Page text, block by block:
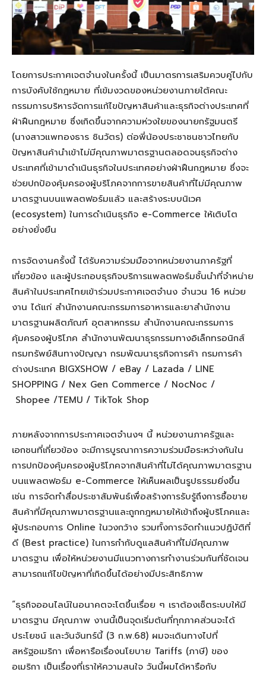
โดยการประกาศเจตจำนงในครั้งนี้ เป็นมาตรการเสริมควบคู่ไปกับ
การบังคับใช้กฎหมาย ที่เข้มงวดของหน่วยงานภายใต้คณะ
กรรมการบริหารจัดการแก้ไขปัญหาสินค้าและธุรกิจต่างประเทศที่
ฝ่าฝืนกฎหมาย ซึ่งเกิดขึ้นจากความห่วงใยของนายกรัฐมนตรี
(นางสาวแพทองธาร ชินวัตร) ต่อพี่น้องประชาชนชาวไทยกับ
ปัญหาสินค้านำเข้าไม่มีคุณภาพมาตรฐานตลอดจนธุรกิจต่าง
ประเทศที่เข้ามาดำเนินธุรกิจในประเทศอย่างฝ่าฝืนกฎหมาย ซึ่งจะ
ช่วยปกป้องคุ้มครองผู้บริโภคจากการขายสินค้าที่ไม่มีคุณภาพ
มาตรฐานบนแพลตฟอร์มแล้ว และสร้างระบบนิเวศ
(ecosystem) ในการดำเนินธุรกิจ e-Commerce ให้เติบโต
อย่างยั่งยืน
การจัดงานครั้งนี้ ได้รับความร่วมมือจากหน่วยงานภาครัฐที่
เกี่ยวข้อง และผู้ประกอบธุรกิจบริการแพลตฟอร์มชั้นนำที่จำหน่าย
สินค้าในประเทศไทยเข้าร่วมประกาศเจตจำนง จำนวน 16 หน่วย
งาน ได้แก่ สำนักงานคณะกรรมการอาหารและยาสำนักงาน
มาตรฐานผลิตภัณฑ์ อุตสาหกรรม สำนักงานคณะกรรมการ
คุ้มครองผู้บริโภค สำนักงานพัฒนาธุรกรรมทางอิเล็กทรอนิกส์
กรมทรัพย์สินทางปัญญา กรมพัฒนาธุรกิจการค้า กรมการค้า
ต่างประเทศ BIGXSHOW / eBay / Lazada / LINE
SHOPPING / Nex Gen Commerce / NocNoc /
Shopee /TEMU / TikTok Shop
ภายหลังจากการประกาศเจตจำนงฯ นี้ หน่วยงานภาครัฐและ
เอกชนที่เกี่ยวข้อง จะมีการบูรณาการความร่วมมือระหว่างกันใน
การปกป้องคุ้มครองผู้บริโภคจากสินค้าที่ไม่ได้คุณภาพมาตรฐาน
บนแพลตฟอร์ม e-Commerce ให้เห็นผลเป็นรูปธรรมยิ่งขึ้น
เช่น การจัดทำสื่อประชาสัมพันธ์เพื่อสร้างการรับรู้ถึงการซื้อขาย
สินค้าที่มีคุณภาพมาตรฐานและถูกกฎหมายให้เข้าถึงผู้บริโภคและ
ผู้ประกอบการ Online ในวงกว้าง รวมทั้งการจัดทำแนวปฏิบัติที่
ดี (Best practice) ในการกำกับดูแลสินค้าที่ไม่มีคุณภาพ
มาตรฐาน เพื่อให้หน่วยงานมีแนวทางการทำงานร่วมกันที่ชัดเจน
สามารถแก้ไขปัญหาที่เกิดขึ้นได้อย่างมีประสิทธิภาพ
“ธุรกิจออนไลน์ในอนาคตจะโตขึ้นเรื่อย ๆ เราต้องเซ็ตระบบให้มี
มาตรฐาน มีคุณภาพ งานนี้เป็นจุดเริ่มต้นที่ทุกภาคส่วนจะได้
ประโยชน์ และวันจันทร์นี้ (3 ก.พ.68) ผมจะเดินทางไปที่
สหรัฐอเมริกา เพื่อหารือเรื่องนโยบาย Tariffs (ภาษี) ของ
อเมริกา เป็นเรื่องที่เราให้ความสนใจ วันนี้ผมได้หารือกับ